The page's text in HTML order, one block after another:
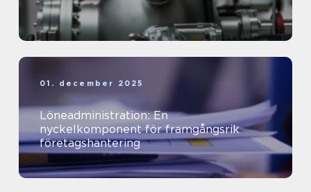
01. december 2025
Löneadministration: En
nyckelkomponent för framgångsrik
företagshantering